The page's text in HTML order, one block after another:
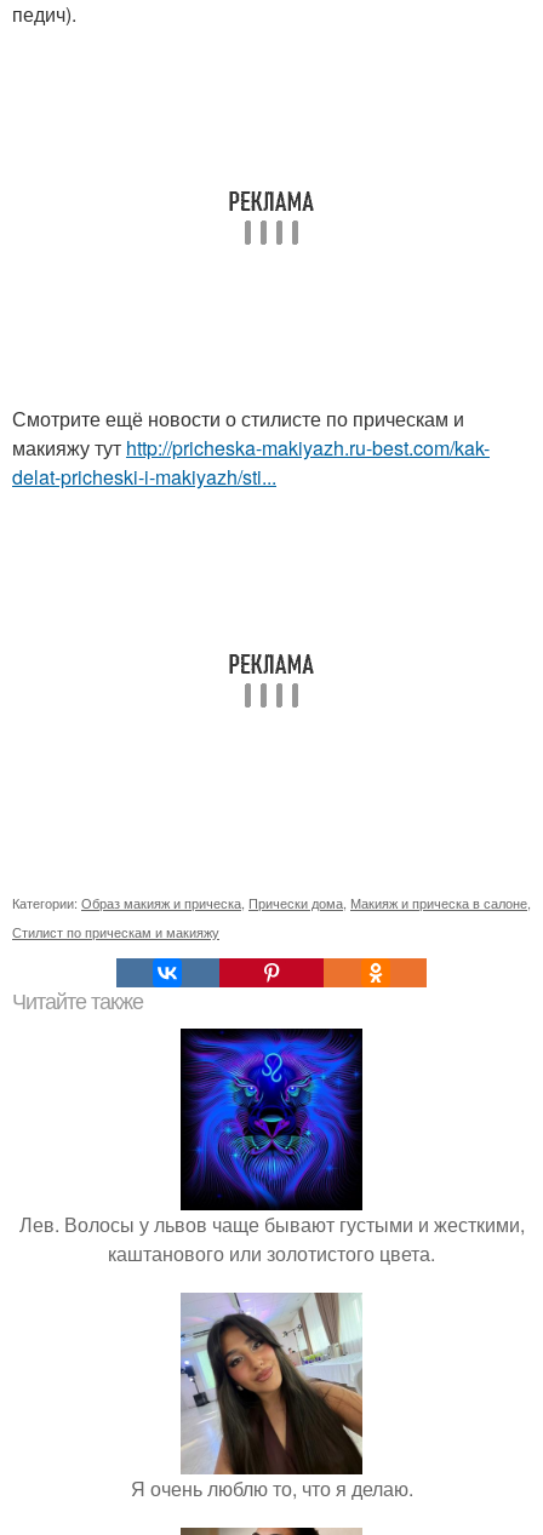
педич).
Смотрите ещё новости о стилисте по прическам и
макияжу тут http://pricheska-makiyazh.ru-best.com/kak-
delat-pricheski-i-makiyazh/sti...
Категории: Образ макияж и прическа Прически дома Макияж и прическа в салоне
Стилист по прическам и макияжу
Читайте также
Лев. Волосы у львов чаще бывают густыми и жесткими,
каштанового или золотистого цвета.
Я очень люблю то, что я делаю.